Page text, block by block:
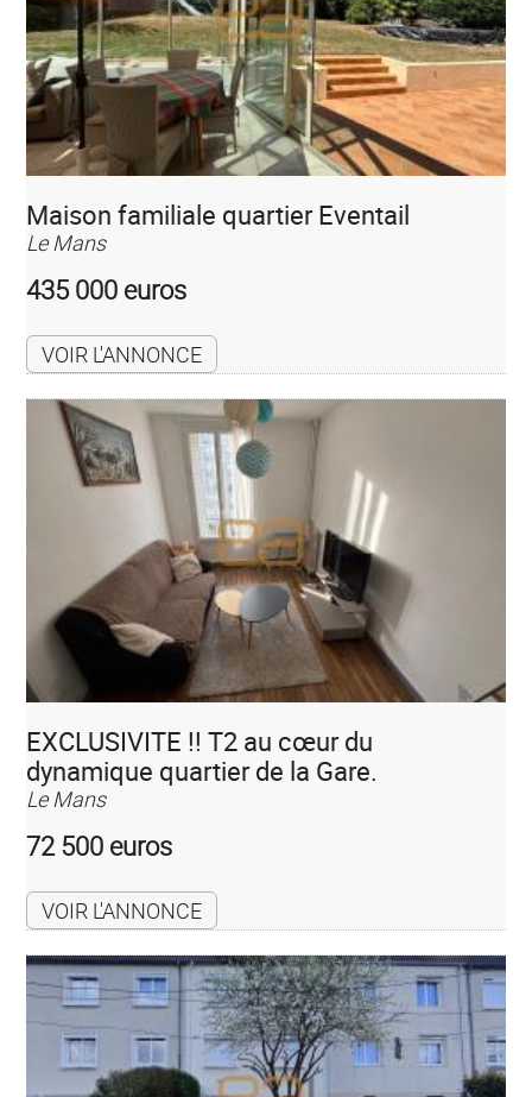
Maison familiale quartier Eventail
Le Mans
435 000 euros
VOIR L'ANNONCE
EXCLUSIVITE !! T2 au cœur du
dynamique quartier de la Gare.
Le Mans
72 500 euros
VOIR L'ANNONCE